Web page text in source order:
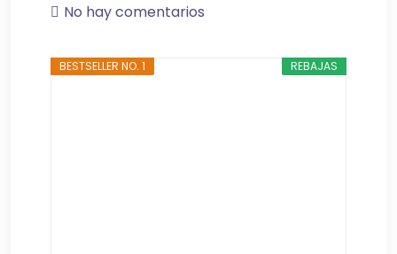
No hay comentarios
REBAJAS
BESTSELLER NO. 1